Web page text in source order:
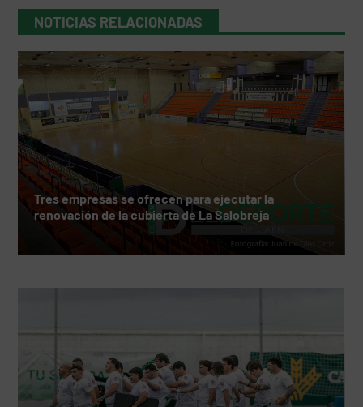
NOTICIAS RELACIONADAS
Tres empresas se ofrecen para ejecutar la
renovación de la cubierta de La Salobreja